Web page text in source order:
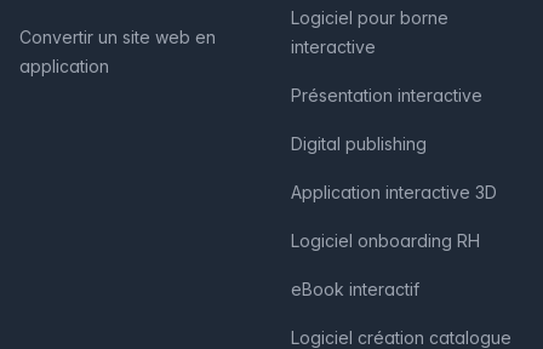
Convertir un site web en
application
Logiciel pour borne
interactive
Présentation interactive
Digital publishing
Application interactive 3D
Logiciel onboarding RH
eBook interactif
Logiciel création catalogue